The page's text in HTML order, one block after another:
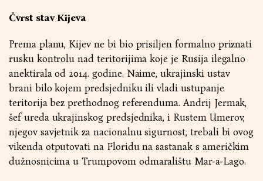
Čvrst stav Kijeva
Prema planu, Kijev ne bi bio prisiljen formalno priznati
rusku kontrolu nad teritorijima koje je Rusija ilegalno
anektirala od 2014. godine. Naime, ukrajinski ustav
brani bilo kojem predsjedniku ili vladi ustupanje
teritorija bez prethodnog referenduma. Andrij Jermak,
šef ureda ukrajinskog predsjednika, i Rustem Umerov,
njegov savjetnik za nacionalnu sigurnost, trebali bi ovog
vikenda otputovati na Floridu na sastanak s američkim
dužnosnicima u Trumpovom odmaralištu Mar-a-Lago.